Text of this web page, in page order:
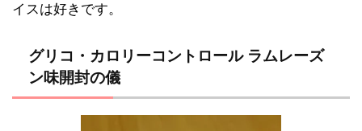
イスは好きです。
グリコ・カロリーコントロール ラムレーズ
ン味開封の儀